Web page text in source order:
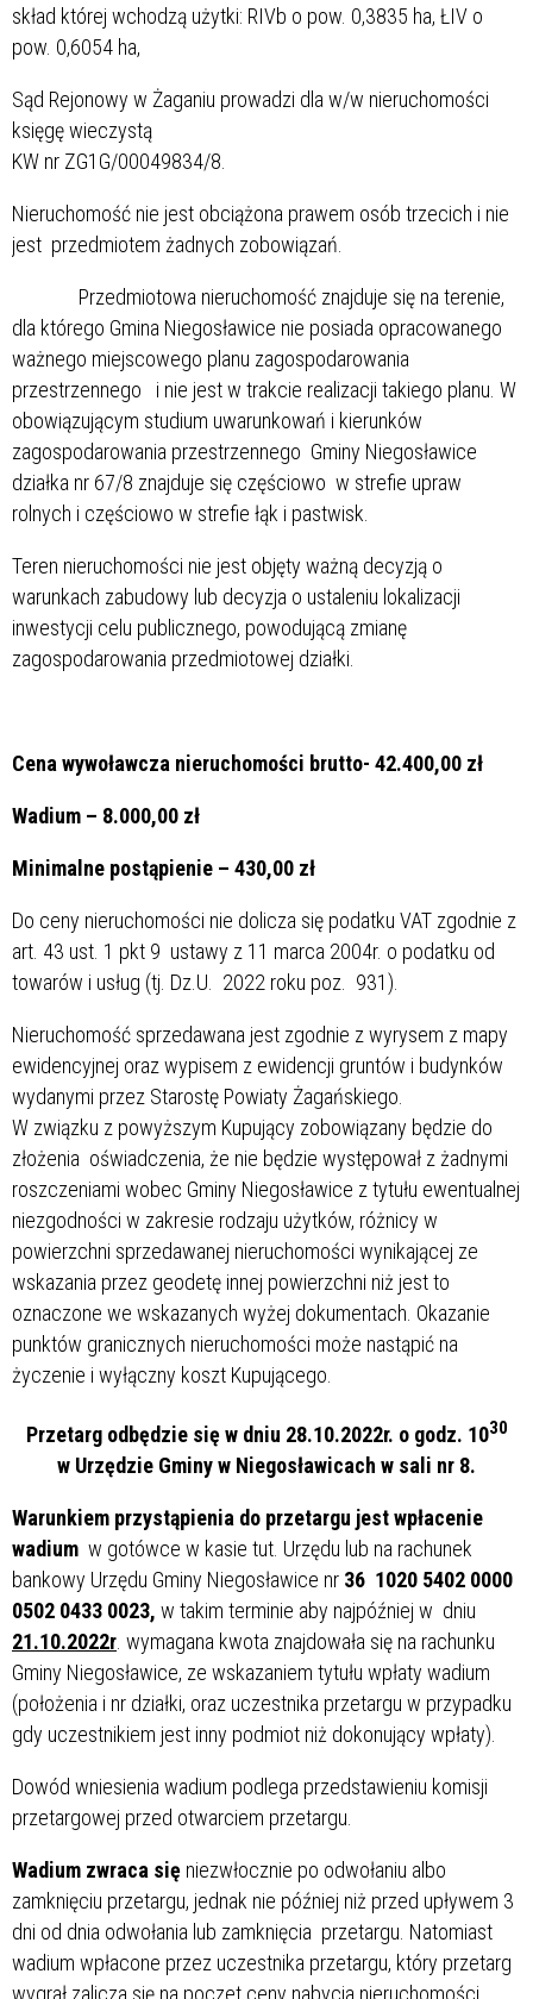
skład której wchodzą użytki: RIVb o pow. 0,3835 ha, ŁIV o
pow. 0,6054 ha,
Sąd Rejonowy w Żaganiu prowadzi dla w/w nieruchomości
księgę wieczystą
KW nr ZG1G/00049834/8.
Nieruchomość nie jest obciążona prawem osób trzecich i nie
jest przedmiotem żadnych zobowiązań.
Przedmiotowa nieruchomość znajduje się na terenie,
dla którego Gmina Niegosławice nie posiada opracowanego
ważnego miejscowego planu zagospodarowania
przestrzennego i nie jest w trakcie realizacji takiego planu. W
obowiązującym studium uwarunkowań i kierunków
zagospodarowania przestrzennego Gminy Niegosławice
działka nr 67/8 znajduje się częściowo w strefie upraw
rolnych i częściowo w strefie łąk i pastwisk.
Teren nieruchomości nie jest objęty ważną decyzją o
warunkach zabudowy lub decyzja o ustaleniu lokalizacji
inwestycji celu publicznego, powodującą zmianę
zagospodarowania przedmiotowej działki.
Cena wywoławcza nieruchomości brutto- 42.400,00 zł
Wadium – 8.000,00 zł
Minimalne postąpienie – 430,00 zł
Do ceny nieruchomości nie dolicza się podatku VAT zgodnie z
art. 43 ust. 1 pkt 9 ustawy z 11 marca 2004r. o podatku od
towarów i usług (tj. Dz.U. 2022 roku poz. 931).
Nieruchomość sprzedawana jest zgodnie z wyrysem z mapy
ewidencyjnej oraz wypisem z ewidencji gruntów i budynków
wydanymi przez Starostę Powiaty Żagańskiego.
W związku z powyższym Kupujący zobowiązany będzie do
złożenia oświadczenia, że nie będzie występował z żadnymi
roszczeniami wobec Gminy Niegosławice z tytułu ewentualnej
niezgodności w zakresie rodzaju użytków, różnicy w
powierzchni sprzedawanej nieruchomości wynikającej ze
wskazania przez geodetę innej powierzchni niż jest to
oznaczone we wskazanych wyżej dokumentach. Okazanie
punktów granicznych nieruchomości może nastąpić na
życzenie i wyłączny koszt Kupującego.
Przetarg odbędzie się w dniu 28.10.2022r. o godz. 1030
w Urzędzie Gminy w Niegosławicach w sali nr 8.
Warunkiem przystąpienia do przetargu jest wpłacenie
wadium w gotówce w kasie tut. Urzędu lub na rachunek
bankowy Urzędu Gminy Niegosławice nr 36 1020 5402 0000
0502 0433 0023, w takim terminie aby najpóźniej w dniu
21.10.2022r. wymagana kwota znajdowała się na rachunku
Gminy Niegosławice, ze wskazaniem tytułu wpłaty wadium
(położenia i nr działki, oraz uczestnika przetargu w przypadku
gdy uczestnikiem jest inny podmiot niż dokonujący wpłaty).
Dowód wniesienia wadium podlega przedstawieniu komisji
przetargowej przed otwarciem przetargu.
Wadium zwraca się niezwłocznie po odwołaniu albo
zamknięciu przetargu, jednak nie później niż przed upływem 3
dni od dnia odwołania lub zamknięcia przetargu. Natomiast
wadium wpłacone przez uczestnika przetargu, który przetarg